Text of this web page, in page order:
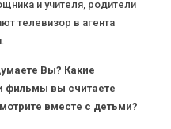
и учителя, родители
телевизор в агента
Вы? Какие
фильмы вы считаете
вместе с детьми?